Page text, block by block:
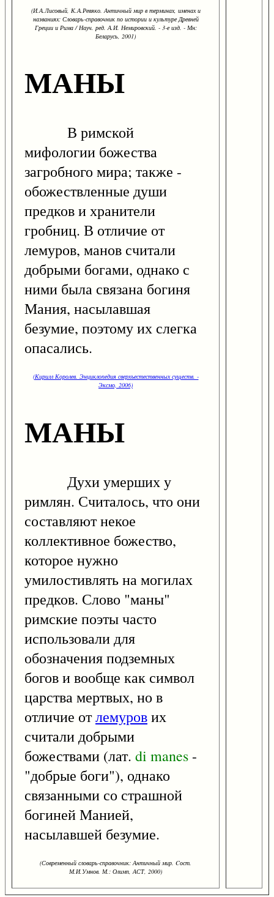
(И.А.Лисовый, К.А.Ревяко. Античный мир в терминах, именах и
названиях: Словарь-справочник по истории и культуре Древней
Греции и Рима / Науч. ред. А.И. Немировский. - 3-е изд. - Мн:
Беларусь, 2001)
МАНЫ
В римской
мифологии божества
загробного мира; также -
обожествленные души
предков и хранители
гробниц. В отличие от
лемуров, манов считали
добрыми богами, однако с
ними была связана богиня
Мания, насылавшая
безумие, поэтому их слегка
опасались.
(Кирилл Королев. Энциклопедия сверхъестественных существ. -
Эксмо, 2006)
МАНЫ
Духи умерших у
римлян. Считалось, что они
составляют некое
коллективное божество,
которое нужно
умилостивлять на могилах
предков. Слово "маны"
римские поэты часто
использовали для
обозначения подземных
богов и вообще как символ
царства мертвых, но в
отличие отлемурових
считали добрыми
божествами (лат. di manes -
"добрые боги"), однако
связанными со страшной
богиней Манией,
насылавшей безумие.
(Современный словарь-справочник: Античный мир. Cост.
М.И.Умнов. М.: Олимп, АСТ, 2000)